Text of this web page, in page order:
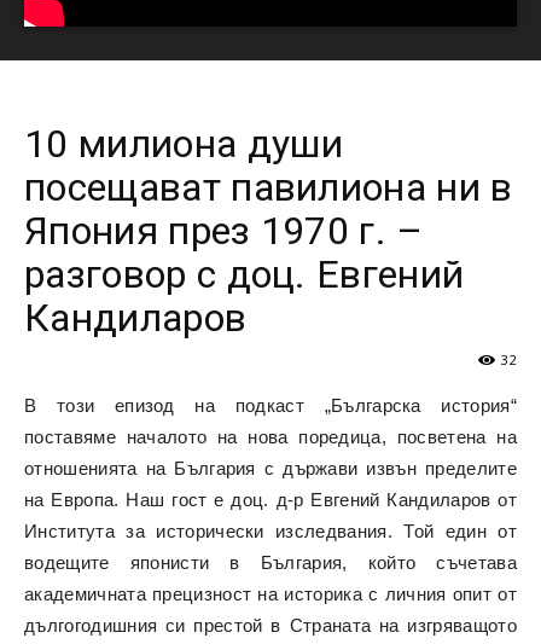
10 милиона души
посещават павилиона ни в
Япония през 1970 г. –
разговор с доц. Евгений
Кандиларов
32
В този епизод на подкаст „Българска история“
поставяме началото на нова поредица, посветена на
отношенията на България с държави извън пределите
на Европа. Наш гост е доц. д-р Евгений Кандиларов от
Института за исторически изследвания. Той един от
водещите японисти в България, който съчетава
академичната прецизност на историка с личния опит от
дългогодишния си престой в Страната на изгряващото